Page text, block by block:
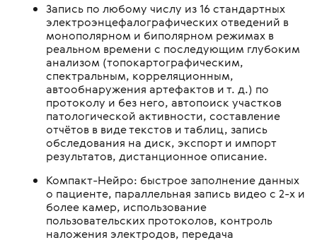
Запись по любому числу из 16 стандартных
электроэнцефалографических отведений в
монополярном и биполярном режимах в
реальном времени с последующим глубоким
анализом (топокартографическим,
спектральным, корреляционным,
автообнаружения артефактов и т. д.) по
протоколу и без него, автопоиск участков
патологической активности, составление
отчётов в виде текстов и таблиц, запись
обследования на диск, экспорт и импорт
результатов, дистанционное описание.
Компакт-Нейро: быстрое заполнение данных
о пациенте, параллельная запись видео с 2-х и
более камер, использование
пользовательских протоколов, контроль
наложения электродов, передача